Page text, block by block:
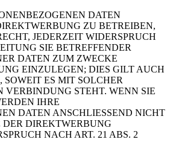
DATEN
ZU BETREIBEN,
JEDERZEIT WIDERSPRUCH
SIE BETREFFENDER
DATEN ZUM ZWECKE
EINZULEGEN; DIES GILT AUCH
ES MIT SOLCHER
VERBINDUNG STEHT. WENN SIE
IHRE
DATEN ANSCHLIESSEND NICHT
DIREKTWERBUNG
NACH ART. 21 ABS. 2